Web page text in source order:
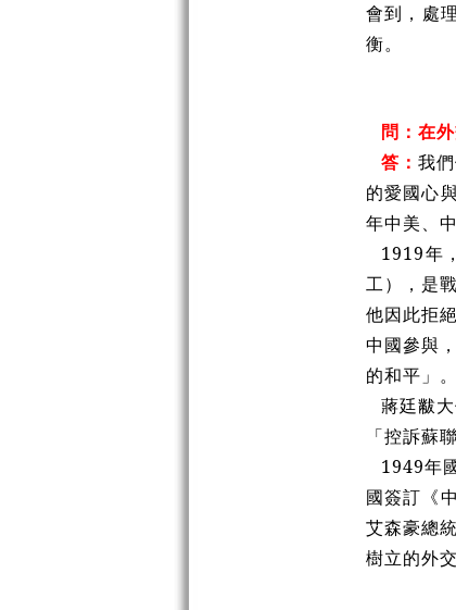
會到，處
衡。
問：在
答： 我
的愛國心
年中美、
1919年
工），是
他因此拒
中國參與
的和平」。
蔣廷黻
「控訴蘇
1949年
國簽訂《
艾森豪總
樹立的外